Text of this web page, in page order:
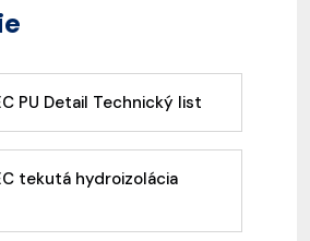
PU Detail Technický list
tekutá hydroizolácia